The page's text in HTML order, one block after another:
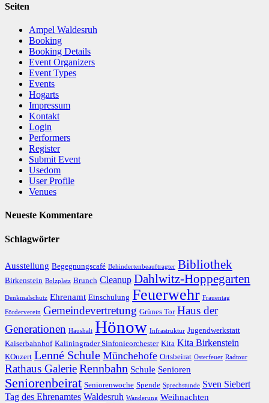
Seiten
Ampel Waldesruh
Booking
Booking Details
Event Organizers
Event Types
Events
Hogarts
Impressum
Kontakt
Login
Performers
Register
Submit Event
Usedom
User Profile
Venues
Neueste Kommentare
Schlagwörter
Ausstellung Begegnungscafé Behindertenbeauftragter Bibliothek
Birkenstein Bolzplatz Brunch Cleanup Dahlwitz-Hoppegarten
Denkmalschutz Ehrenamt Einschulung Feuerwehr Frauentag
Förderverein Gemeindevertretung Grünes Tor Haus der
Generationen Haushalt Hönow Infrastruktur Jugendwerkstatt
Kaiserbahnhof Kaliningrader Sinfonieorchester Kita Kita Birkenstein
KOnzert Lenné Schule Münchehofe Ortsbeirat Osterfeuer Radtour
Rathaus GalerieRennbahn Schule Senioren
Seniorenbeirat Seniorenwoche Spende Sprechstunde Sven Siebert
Tag des Ehrenamtes Waldesruh Wanderung Weihnachten